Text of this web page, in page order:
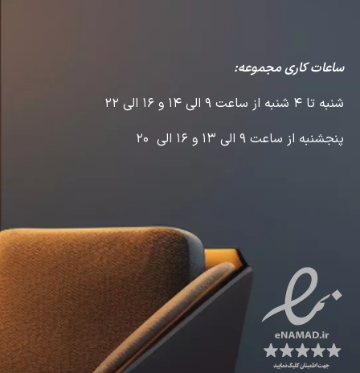
ساعات کاری مجموعه:
شنبه تا 4 شنبه از ساعت 9 الی 14 و 16 الی 22
پنجشنبه از ساعت 9 الی 13 و 16 الی 20